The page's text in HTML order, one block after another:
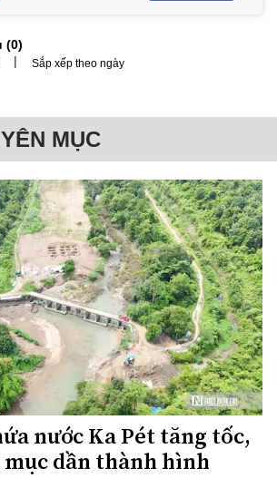
(0)
| Sắp xếp theo ngày
MỤC
nước Ka Pét tăng tốc,
dần thành hình